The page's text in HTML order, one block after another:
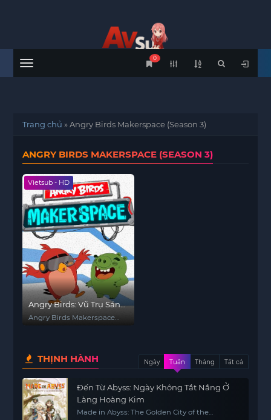
Menu
0
Trang chủ »Angry Birds Makerspace (Season 3)
ANGRY BIRDS MAKERSPACE (SEASON 3)
Vietsub - HD
Angry Birds: Vũ Trụ Sáng
Tạo (Phần 3)
Angry Birds Makerspace
THỊNH HÀNH Ngày Tuần Tháng Tất cả
Đến Từ Abyss: Ngày Không Tắt Nắng Ở
Làng Hoàng Kim
Made in Abyss: The Golden City of the